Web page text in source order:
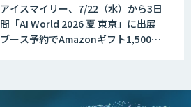
アイスマイリー、7/22（水）から3日
間「AI World 2026 夏 東京」に出展
ブース予約でAmazonギフト1,500円